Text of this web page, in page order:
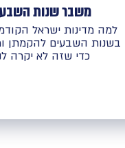
משבר שנות
למה מדינות ישראל
בשנות השבעים להקמתן
כדי שזה לא יקרה